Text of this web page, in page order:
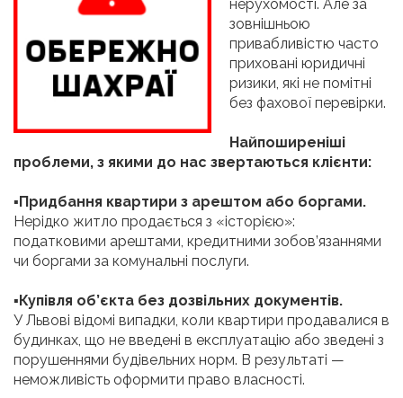
нерухомості. Але за
зовнішньою
привабливістю часто
приховані юридичні
ризики, які не помітні
без фахової перевірки.
Найпоширеніші
проблеми, з якими до нас звертаються клієнти:
▪ Придбання квартири з арештом або боргами.
Нерідко житло продається з «історією»:
податковими арештами, кредитними зобов’язаннями
чи боргами за комунальні послуги.
▪ Купівля об’єкта без дозвільних документів.
У Львові відомі випадки, коли квартири продавалися в
будинках, що не введені в експлуатацію або зведені з
порушеннями будівельних норм. В результаті —
неможливість оформити право власності.